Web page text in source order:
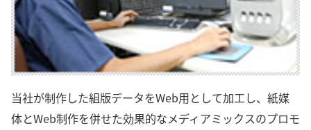
当社が制作した組版データをWeb用として加工し、紙媒
体とWeb制作を併せた効果的なメディアミックスのプロモ